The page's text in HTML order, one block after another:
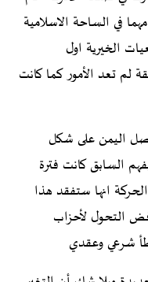
من خبرات وامكانيات والتيار الجديد الذي اصبح منذ العام 2000 رقما مهما في الساحة الاسلامية
الجمعيات الخيرية اول
لم تعد الأمور كما كانت
تصل اليمن على شكل
السابق كانت فترة
انها ستفقد هذا
السياسية ترفض التحول لأحزاب
شرعي وعقدي